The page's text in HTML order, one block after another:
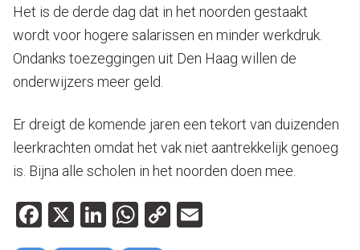
Het is de derde dag dat in het noorden gestaakt
wordt voor hogere salarissen en minder werkdruk.
Ondanks toezeggingen uit Den Haag willen de
onderwijzers meer geld.
Er dreigt de komende jaren een tekort van duizenden
leerkrachten omdat het vak niet aantrekkelijk genoeg
is. Bijna alle scholen in het noorden doen mee.
Facebook
X LinkedIn
WhatsApp
Copy